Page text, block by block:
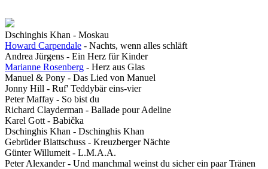
Dschinghis Khan - Moskau
Howard Carpendale - Nachts, wenn alles schläft
Andrea Jürgens - Ein Herz für Kinder
Marianne Rosenberg - Herz aus Glas
Manuel & Pony - Das Lied von Manuel
Jonny Hill - Ruf' Teddybär eins-vier
Peter Maffay - So bist du
Richard Clayderman - Ballade pour Adeline
Karel Gott - Babička
Dschinghis Khan - Dschinghis Khan
Gebrüder Blattschuss - Kreuzberger Nächte
Günter Willumeit - L.M.A.A.
Peter Alexander - Und manchmal weinst du sicher ein paar Tränen